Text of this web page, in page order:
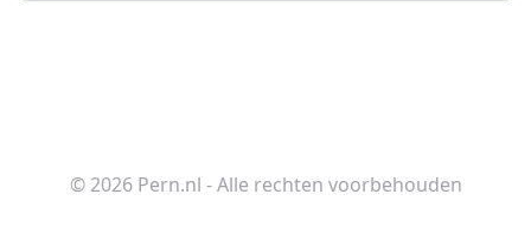
© 2026 Pern.nl - Alle rechten voorbehouden